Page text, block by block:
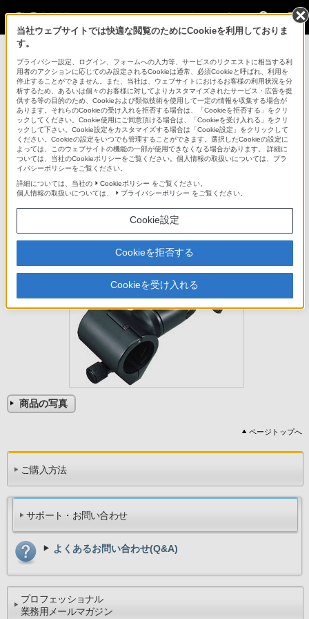
法人のお客様
マイクホルダー > CAC-12
法人のお客様
マイクホルダー
CAC-12
ビデオカメラにECM-672、ECM-670を装着するためのアダプター
希望小売価格18,150円(税込)
商品の写真
ページトップへ
ご購入方法
サポート・お問い合わせ
よくあるお問い合わせ(Q&A)
プロフェッショナル
業務用メールマガジン
当社ウェブサイトでは快適な閲覧のためにCookieを利用しておりま
す。
プライバシー設定、ログイン、フォームへの入力等、サービスのリクエストに相当する利
用者のアクションに応じてのみ設定されるCookieは通常、必須Cookieと呼ばれ、利用を
停止することができません。また、当社は、ウェブサイトにおけるお客様の利用状況を分
析するため、あるいは個々のお客様に対してよりカスタマイズされたサービス・広告を提
供する等の目的のため、Cookieおよび類似技術を使用して一定の情報を収集する場合が
あります。それらのCookieの受け入れを拒否する場合は、「Cookieを拒否する」をクリ
ックしてください。Cookie使用にご同意頂ける場合は、「Cookieを受け入れる」をクリ
ックして下さい。Cookie設定をカスタマイズする場合は「Cookie設定」をクリックして
ください。Cookieの設定をいつでも管理することができます。選択したCookieの設定に
よっては、このウェブサイトの機能の一部が使用できなくなる場合があります。 詳細に
ついては、当社のCookieポリシーをご覧ください。個人情報の取扱いについては、プラ
イバシーポリシーをご覧ください。
詳細については、当社の
Cookieポリシー をご覧ください。
個人情報の取扱いについては、
プライバシーポリシー をご覧ください。
Cookie設定
Cookieを拒否する
Cookieを受け入れる